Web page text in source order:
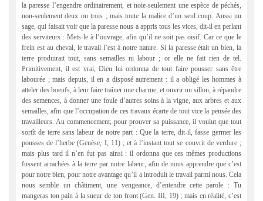
la paresse l’engendre ordinairement, et noie-seulement une espèce de péchés,
non-seulement deux ou trois ; mais toute la malice d’un seul coup. Aussi un
sage, qui faisait voir que la paresse nous a appris tous les vices, dit-il en perlant
des serviteurs : Mets-le à l’ouvrage, afin qu’il ne soit pas oisif. Car ce que le
frein est au cheval, le travail l’est à notre nature. Si la paresse était un bien, la
terre produirait tout, sans semailles ni labour ; or elle ne fait rien de tel.
Primitivement, il est vrai, Dieu lui ordonna de tout faire pousser sans être
labourée ; mais depuis, il en a disposé autrement : il a obligé les hommes à
atteler des boeufs, à leur faire traîner une charrue, et ouvrir un sillon, à répandre
des semences, à donner une foule d’autres soins à la vigne, aux arbres et aux
semailles, afin que l’occupation de ces travaux écarte de tout vice la pensée des
travailleurs. Au commencement, pour prouver sa puissance, il voulut que tout
sortît de terre sans labeur de notre part : Que la terre, dit-il, fasse germer les
pousses de l’herbe (Genèse, I, 11) ; et à l’instant tout se couvrit de verdure ;
mais plus tard il n’en fut pas ainsi : il ordonna que ces mêmes productions
fussent arrachées à la terre par notre labeur, afin de nous apprendre que c’est
pour notre bien, pour notre avantage qu’il a introduit le travail parmi nous. Cela
nous semble un châtiment, une vengeance, d’entendre cette parole : Tu
mangeras ton pain à la sueur de ton front (Gen. III, 19) ; mais en réalité, c’est